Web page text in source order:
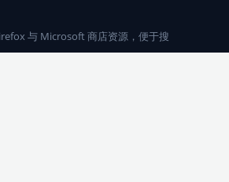
与 Microsoft 商店资源，便于搜